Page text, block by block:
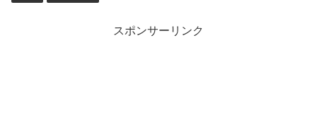
スポンサーリンク